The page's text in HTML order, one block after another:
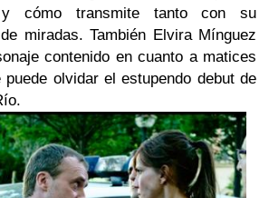
y cómo transmite tanto con su
miradas. También Elvira Mínguez
contenido en cuanto a matices
olvidar el estupendo debut de